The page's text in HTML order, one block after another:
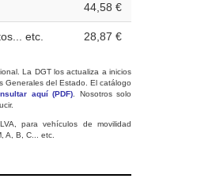
44,58 €
etc. 28,87 €
La DGT los actualiza a inicios
Generales del Estado. El catálogo
aquí (PDF) . Nosotros solo
para vehículos de movilidad
A, B, C... etc.